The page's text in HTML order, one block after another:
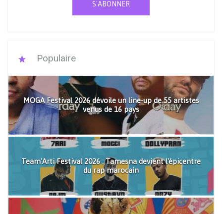
S'ABONNER
Populaire
MOGA Festival 2026 dévoile un line-up de 55 artistes
venus de 16 pays
Team'Arti Festival 2026 : Tamesna devient l'épicentre
du rap marocain